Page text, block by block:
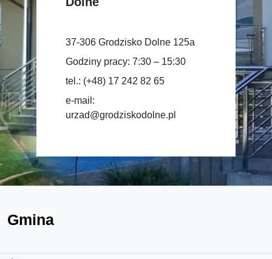
37-306 Grodzisko Dolne 125a
Godziny pracy: 7:30 – 15:30
tel.: (+48) 17 242 82 65
e-mail:
urzad@grodziskodolne.pl
Gmina